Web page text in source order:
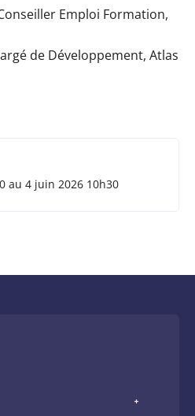
Emploi Formation,
de Développement, Atlas
au 4 juin 2026 10h30